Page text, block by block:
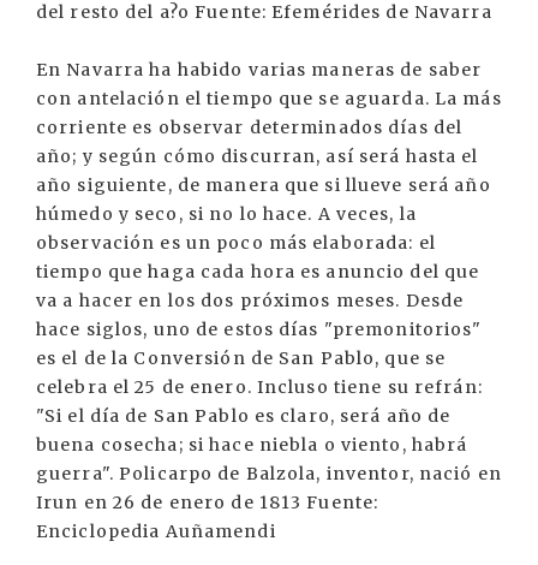
del resto del a?o Fuente: Efemérides de Navarra
En Navarra ha habido varias maneras de saber
con antelación el tiempo que se aguarda. La más
corriente es observar determinados días del
año; y según cómo discurran, así será hasta el
año siguiente, de manera que si llueve será año
húmedo y seco, si no lo hace. A veces, la
observación es un poco más elaborada: el
tiempo que haga cada hora es anuncio del que
va a hacer en los dos próximos meses. Desde
hace siglos, uno de estos días "premonitorios"
es el de la Conversión de San Pablo, que se
celebra el 25 de enero. Incluso tiene su refrán:
"Si el día de San Pablo es claro, será año de
buena cosecha; si hace niebla o viento, habrá
guerra". Policarpo de Balzola, inventor, nació en
Irun en 26 de enero de 1813 Fuente:
Enciclopedia Auñamendi